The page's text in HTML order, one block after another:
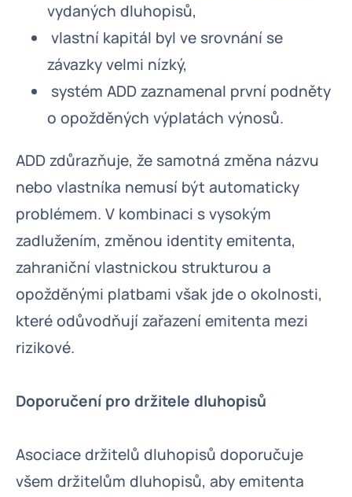
vydaných dluhopisů,
vlastní kapitál byl ve srovnání se
závazky velmi nízký,
systém ADD zaznamenal první podněty
o opožděných výplatách výnosů.
ADD zdůrazňuje, že samotná změna názvu
nebo vlastníka nemusí být automaticky
problémem. V kombinaci s vysokým
zadlužením, změnou identity emitenta,
zahraniční vlastnickou strukturou a
opožděnými platbami však jde o okolnosti,
které odůvodňují zařazení emitenta mezi
rizikové.
Doporučení pro držitele dluhopisů
Asociace držitelů dluhopisů doporučuje
všem držitelům dluhopisů, aby emitenta